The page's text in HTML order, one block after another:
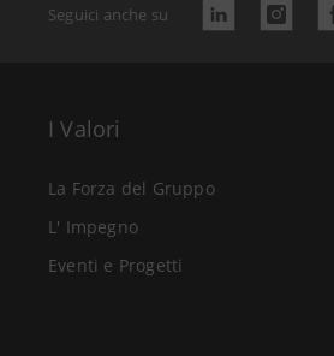
Seguici anche su
I Valori
La Forza del Gruppo
L' Impegno
Eventi e Progetti